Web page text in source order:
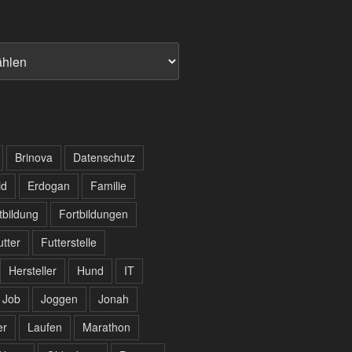
Brinova
Datenschutz
Erdogan
Familie
Fortbildungen
Futterstelle
Hersteller Hund
IT
Job Joggen
Jonah
Laufen
Marathon